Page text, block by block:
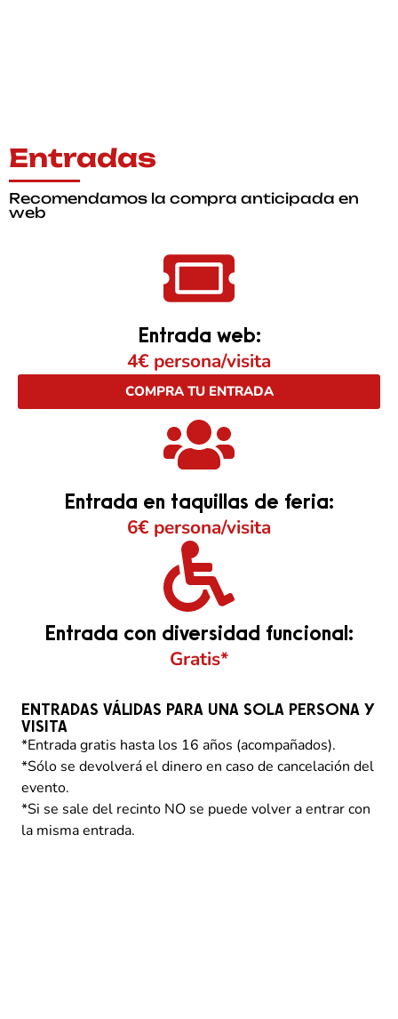
Entradas
Recomendamos la compra anticipada en
web
Entrada web:
4€ persona/visita
COMPRA TU ENTRADA
Entrada en taquillas de feria:
6€ persona/visita
Entrada con diversidad funcional:
Gratis*
ENTRADAS VÁLIDAS PARA UNA SOLA PERSONA Y
VISITA
*Entrada gratis hasta los 16 años (acompañados).
*Sólo se devolverá el dinero en caso de cancelación del
evento.
*Si se sale del recinto NO se puede volver a entrar con
la misma entrada.